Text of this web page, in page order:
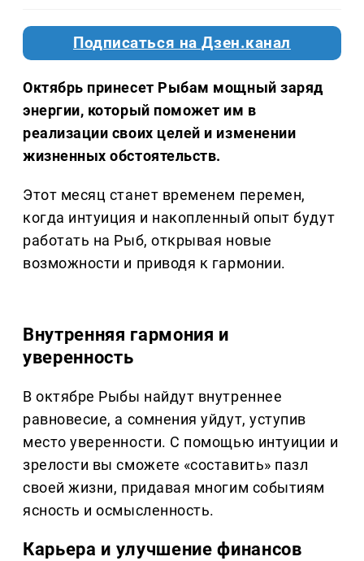
Подписаться на Дзен.канал
Октябрь принесет Рыбам мощный заряд
энергии, который поможет им в
реализации своих целей и изменении
жизненных обстоятельств.
Этот месяц станет временем перемен,
когда интуиция и накопленный опыт будут
работать на Рыб, открывая новые
возможности и приводя к гармонии.
Внутренняя гармония и
уверенность
В октябре Рыбы найдут внутреннее
равновесие, а сомнения уйдут, уступив
место уверенности. С помощью интуиции и
зрелости вы сможете «составить» пазл
своей жизни, придавая многим событиям
ясность и осмысленность.
Карьера и улучшение финансов